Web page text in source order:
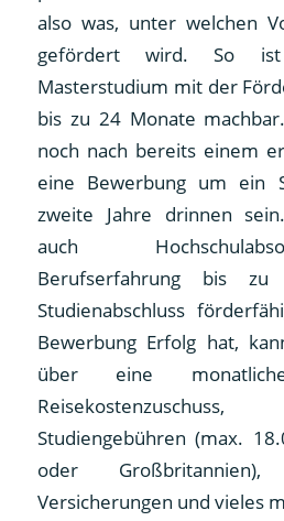
also was, unter welchen
gefördert wird. So
Masterstudium mit der
bis zu 24 Monate
noch nach bereits einem
eine Bewerbung um ein
zweite Jahre drinnen
auch
Berufserfahrung bis
Studienabschluss
Bewerbung Erfolg hat,
über eine
Studiengebühren (max.
oder
Versicherungen und vieles